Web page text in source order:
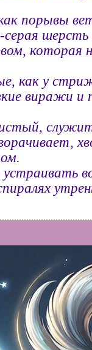
порывы
серая
которая
как у
виражи и